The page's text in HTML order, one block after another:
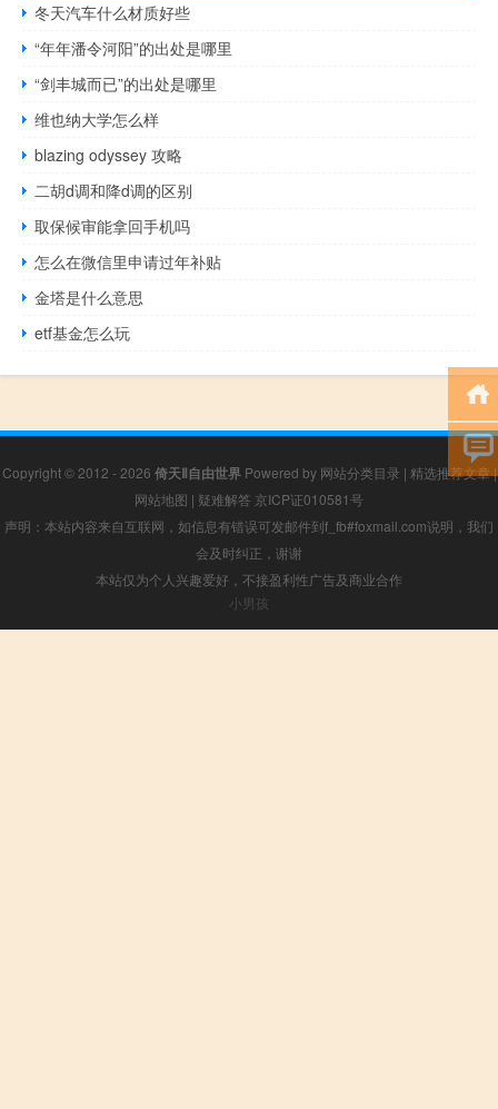
冬天汽车什么材质好些
“年年潘令河阳”的出处是哪里
“剑丰城而已”的出处是哪里
维也纳大学怎么样
blazing odyssey 攻略
二胡d调和降d调的区别
取保候审能拿回手机吗
怎么在微信里申请过年补贴
金塔是什么意思
etf基金怎么玩
Copyright © 2012 - 2026 倚天Ⅱ自由世界Powered by 网站分类目录 | 精选推荐文章|
网站地图 | 疑难解答 京ICP证010581号
声明：本站内容来自互联网，如信息有错误可发邮件到f_fb#foxmail.com说明，我们
会及时纠正，谢谢
本站仅为个人兴趣爱好，不接盈利性广告及商业合作
小男孩